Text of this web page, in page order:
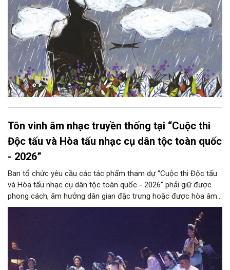
Tôn vinh âm nhạc truyền thống tại “Cuộc thi
Độc tấu và Hòa tấu nhạc cụ dân tộc toàn quốc
- 2026”
Ban tổ chức yêu cầu các tác phẩm tham dự “Cuộc thi Độc tấu
và Hòa tấu nhạc cụ dân tộc toàn quốc - 2026” phải giữ được
phong cách, âm hưởng dân gian đặc trưng hoặc được hòa âm,
phối khí mới trên nền tảng làn điệu âm nhạc truyền thống Việt
Nam, đồng thời phải được trình diễn trực tiếp bằng nhạc cụ dân